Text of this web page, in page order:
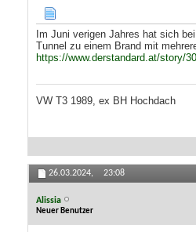
Im Juni verigen Jahres hat sich
Tunnel zu einem Brand mit
https://www.derstandard.at/story/
VW T3 1989, ex BH Hochdach
26.03.2024, 23:08
Alissia
Neuer Benutzer